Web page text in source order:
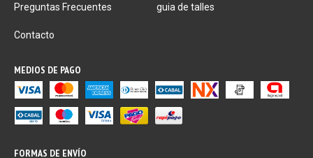
Preguntas Frecuentes guia de talles
Contacto
MEDIOS DE PAGO
FORMAS DE ENVÍO